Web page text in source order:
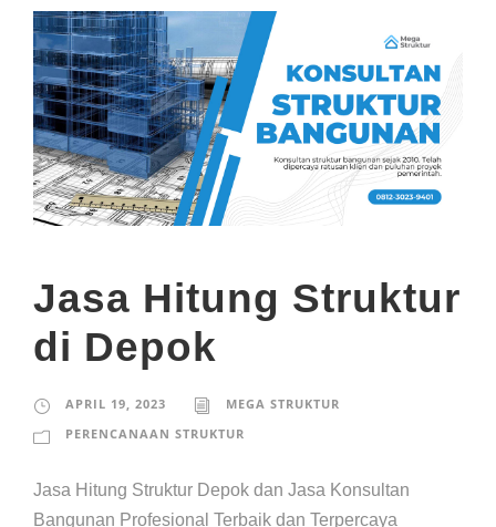
Jasa Hitung Struktur
di Depok
APRIL 19, 2023
MEGA STRUKTUR
PERENCANAAN STRUKTUR
Jasa Hitung Struktur Depok dan Jasa Konsultan
Bangunan Profesional Terbaik dan Terpercaya